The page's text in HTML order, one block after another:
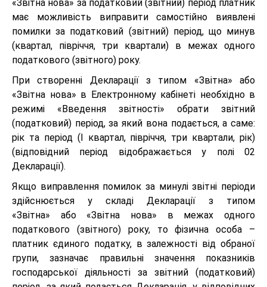
«Звітна нова» за податковий (звітний) період платник
має можливість виправити самостійно виявлені
помилки за податковий (звітний) період, що минув
(квартал, півріччя, три квартали) в межах одного
податкового (звітного) року.
При створенні Декларації з типом «Звітна» або
«Звітна нова» в Електронному кабінеті необхідно в
режимі «Введення звітності» обрати звітний
(податковий) період, за який вона подається, а саме:
рік та період (І квартал, півріччя, три квартали, рік)
(відповідний період відображається у полі 02
Декларації).
Якщо виправлення помилок за минулі звітні періоди
здійснюється у складі Декларації з типом
«Звітна» або «Звітна нова» в межах одного
податкового (звітного) року, то фізична особа –
платник єдиного податку, в залежності від обраної
групи, зазначає правильні значення показників
господарської діяльності за звітний (податковий)